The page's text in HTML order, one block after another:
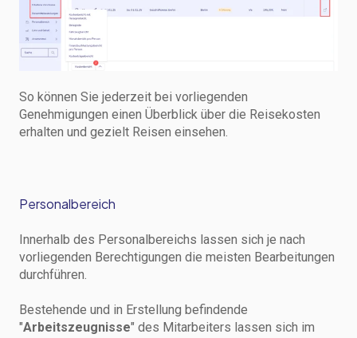
So können Sie jederzeit bei vorliegenden
Genehmigungen einen Überblick über die Reisekosten
erhalten und gezielt Reisen einsehen.
Personalbereich
Innerhalb des Personalbereichs lassen sich je nach
vorliegenden Berechtigungen die meisten Bearbeitungen
durchführen.
Bestehende und in Erstellung befindende
"Arbeitszeugnisse" des Mitarbeiters lassen sich im